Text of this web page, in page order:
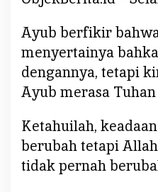
R
B
A
H
Ayub berfikir
menyertainya
dengannya, tetapi
Ayub merasa
Ketahuilah,
berubah tetapi
tidak pernah